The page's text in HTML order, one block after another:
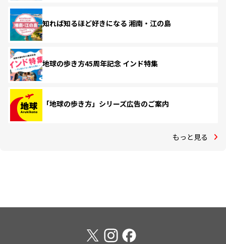
知れば知るほど好きになる 湘南・江の島
地球の歩き方45周年記念 インド特集
「地球の歩き方」シリーズ広告のご案内
もっと見る